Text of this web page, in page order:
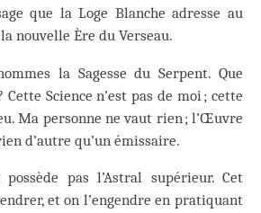
que la Loge Blanche adresse au
nouvelle Ère du Verseau.
la Sagesse du Serpent. Que
Science n’est pas de moi ; cette
Ma personne ne vaut rien ; l’Œuvre
d’autre qu’un émissaire.
pas l’Astral supérieur. Cet
et on l’engendre en pratiquant